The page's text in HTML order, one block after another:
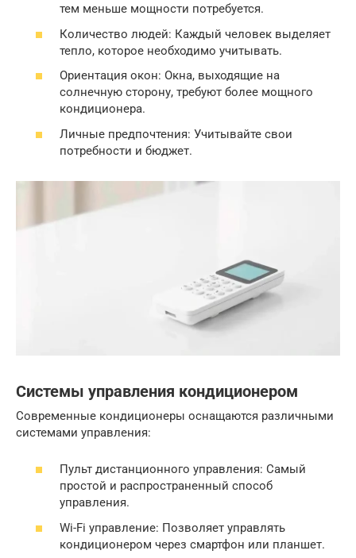
тем меньше мощности потребуется.
Количество людей: Каждый человек выделяет
тепло, которое необходимо учитывать.
Ориентация окон: Окна, выходящие на
солнечную сторону, требуют более мощного
кондиционера.
Личные предпочтения: Учитывайте свои
потребности и бюджет.
Системы управления кондиционером
Современные кондиционеры оснащаются различными
системами управления:
Пульт дистанционного управления: Самый
простой и распространенный способ
управления.
Wi-Fi управление: Позволяет управлять
кондиционером через смартфон или планшет.